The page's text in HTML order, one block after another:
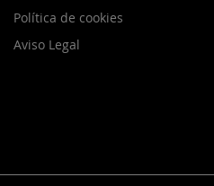
Política de cookies
Aviso Legal